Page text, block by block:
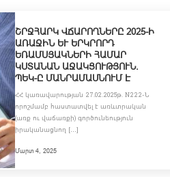
ՇՐՋՀԱՐԿ ՎՃԱՐՈՂՆԵՐԸ 2025-Ի
ԱՌԱՋԻՆ ԵՒ ԵՐԿՐՈՐԴ Ե
ՌԱՄՍՅԱԿՆԵՐԻ ՀԱՄԱՐ Կ
ՍՏԱՆԱՆ ԱՋԱԿՑՈՒԹՅՈՒՆ. Պ
ԵԿ-Ը ՄԱՆՐԱՄԱՍՆՈՒՄ Է
ՀՀ կառավարության 27.02.2025թ. N222-Ն
որոշմամբ հաստատվել է առևտրական
(առք ու վաճառքի) գործունեություն
իրականացնող […]
Մարտ 4, 2025